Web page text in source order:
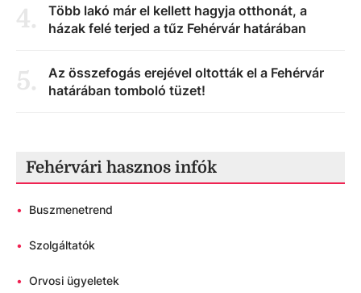
4.
Több lakó már el kellett hagyja otthonát, a
házak felé terjed a tűz Fehérvár határában
5.
Az összefogás erejével oltották el a Fehérvár
határában tomboló tüzet!
Fehérvári hasznos infók
• Buszmenetrend
• Szolgáltatók
• Orvosi ügyeletek